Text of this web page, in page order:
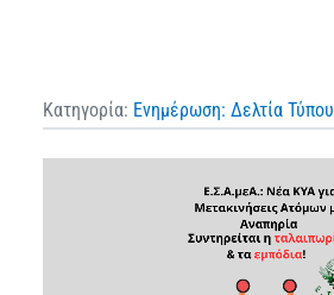
Κατηγορία: Ενημέρωση: Δελτία Τύπου